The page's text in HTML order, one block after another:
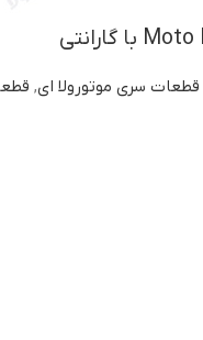
قطعات سری موتورولا ای,